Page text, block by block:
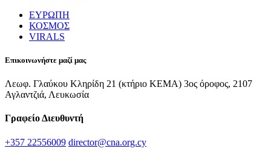
ΕΥΡΩΠΗ
ΚΟΣΜΟΣ
VIRALS
Επικοινωνήστε μαζί μας
Λεωφ. Γλαύκου Κληρίδη 21 (κτήριο ΚΕΜΑ) 3ος όροφος, 2107
Αγλαντζιά, Λευκωσία
Γραφείο Διευθυντή
+357 22556009 director@cna.org.cy